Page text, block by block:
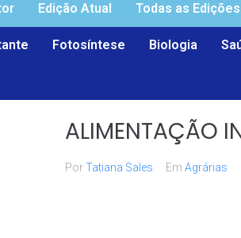
Edição Atual Todas as Edições
Fotosíntese Biologia
ALIMENTAÇÃO
PorTatiana Sales Em Agrárias